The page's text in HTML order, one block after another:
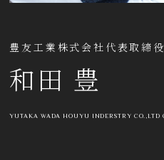
豊友工業株式会社代表取締役
和田 豊
YUTAKA WADA HOUYU INDERSTRY CO.,LTD